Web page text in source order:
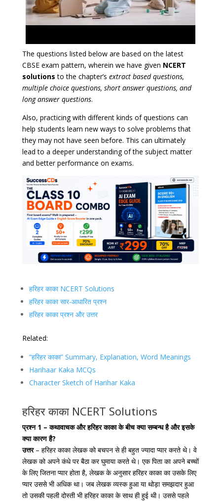
The questions listed below are based on the latest
CBSE exam pattern, wherein we have given NCERT
solutionsto the chapter’s extract based questions,
multiple choice questions, short answer questions, and
long answer questions.
Also, practicing with different kinds of questions can
help students learn new ways to solve problems that
they may not have seen before. This can ultimately
lead to a deeper understanding of the subject matter
and better performance on exams.
हरिहर काका NCERT Solutions
हरिहर काका सार-आधारित प्रश्न
हरिहर काका प्रश्न और उत्तर
Related:
“हरिहर काका” Summary, Explanation, Word Meanings
Harihaar Kaka MCQs
Character Sketch of Harihar Kaka
हरिहर काका NCERT Solutions
प्रश्न 1 – कथावाचक और हरिहर काका के बीच क्या सम्बन्ध है और इसके
क्या कारण है?
उत्तर– हरिहर काका लेखक को बचपन से ही बहुत ज्यादा प्यार करते थे। वे
लेखक को अपने कंधे पर बैठा कर घुमाया करते थे। एक पिता का अपने बच्चों
के लिए जितना प्यार होता है, लेखक के अनुसार हरिहर काका का उसके लिए
प्यार उससे भी अधिक था। जब लेखक व्यस्क हुआ या थोड़ा समझदार हुआ
तो उसकी पहली दोस्ती भी हरिहर काका के साथ ही हुई थी। उससे पहले